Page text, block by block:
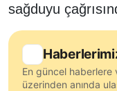
sağduyu
En güncel haberlere
üzerinden anında